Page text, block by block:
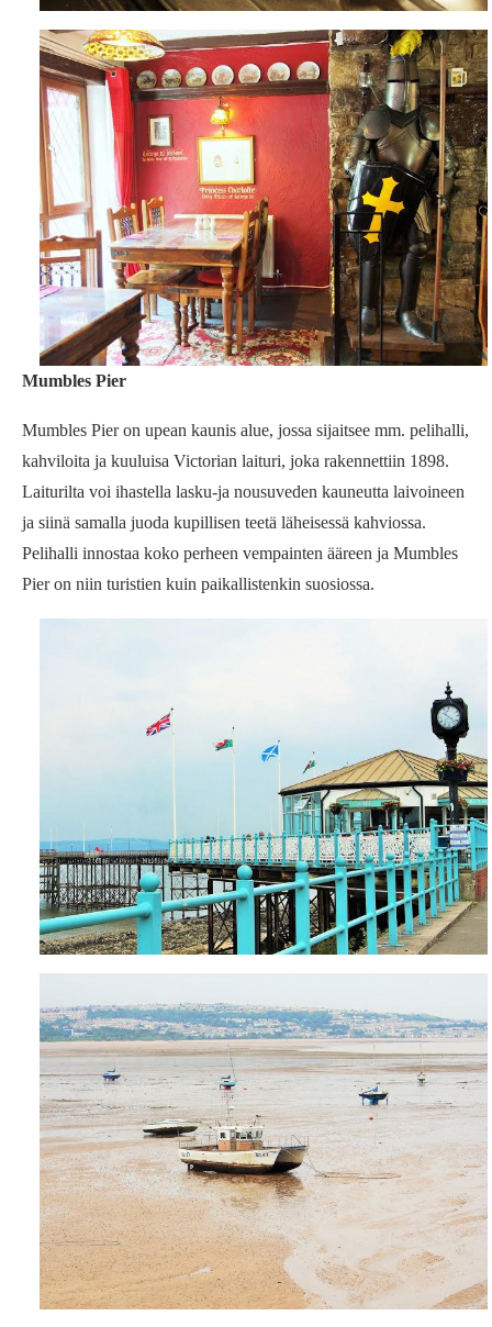
Mumbles Pier
Mumbles Pier on upean kaunis alue, jossa sijaitsee mm. pelihalli,
kahviloita ja kuuluisa Victorian laituri, joka rakennettiin 1898.
Laiturilta voi ihastella lasku-ja nousuveden kauneutta laivoineen
ja siinä samalla juoda kupillisen teetä läheisessä kahviossa.
Pelihalli innostaa koko perheen vempainten ääreen ja Mumbles
Pier on niin turistien kuin paikallistenkin suosiossa.